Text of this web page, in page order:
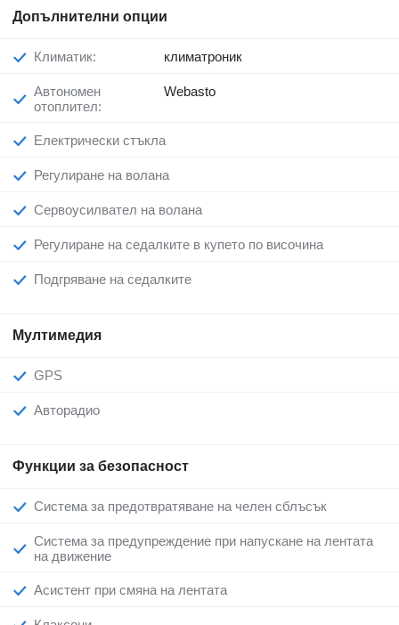
Допълнителни опции
Климатик: климатроник
Автономен
отоплител:
Webasto
Електрически стъкла
Регулиране на волана
Сервоусилвател на волана
Регулиране на седалките в купето по височина
Подгряване на седалките
Мултимедия
GPS
Авторадио
Функции за безопасност
Система за предотвратяване на челен сблъсък
Система за предупреждение при напускане на лентата
на движение
Асистент при смяна на лентата